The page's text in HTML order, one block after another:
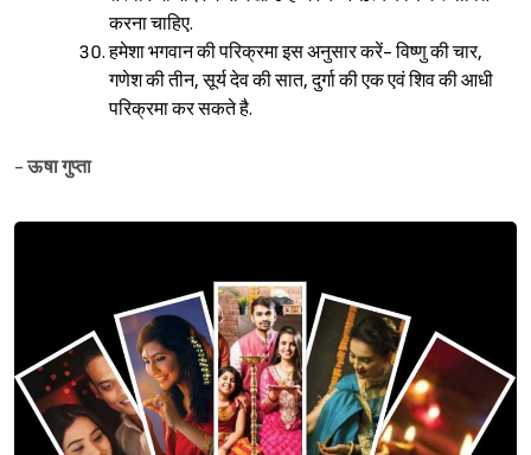
करना चाहिए.
हमेशा भगवान की परिक्रमा इस अनुसार करें- विष्णु की चार,
गणेश की तीन, सूर्य देव की सात, दुर्गा की एक एवं शिव की आधी
परिक्रमा कर सकते है.
-ऊषा गुप्ता